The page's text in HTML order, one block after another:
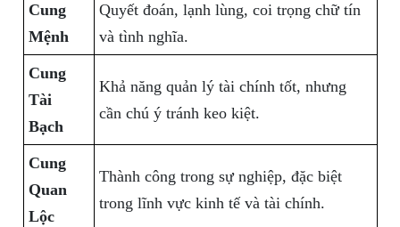
Cung
Mệnh
Quyết đoán, lạnh lùng, coi trọng chữ tín
và tình nghĩa.
Cung
Tài
Bạch
Khả năng quản lý tài chính tốt, nhưng
cần chú ý tránh keo kiệt.
Cung
Quan
Lộc
Thành công trong sự nghiệp, đặc biệt
trong lĩnh vực kinh tế và tài chính.